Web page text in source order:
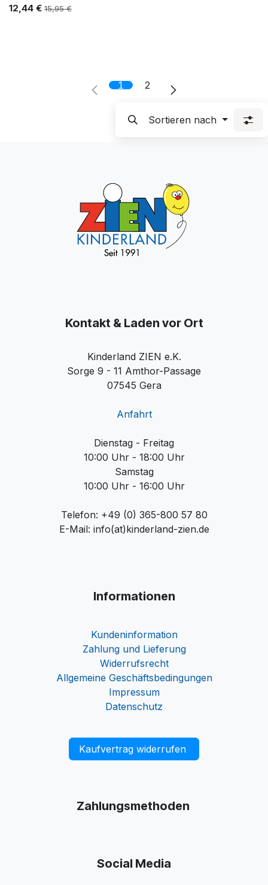
12,44 € 15,95€
1 2
Sortieren nach
Kontakt & Laden vor Ort
Kinderland ZIEN e.K.
Sorge 9 - 11 Amthor-Passage
07545 Gera
Anfahrt
Dienstag - Freitag
10:00 Uhr - 18:00 Uhr
Samstag
10:00 Uhr - 16:00 Uhr
Telefon: +49 (0) 365-800 57 80
E-Mail: info(at)kinderland-zien.de
Informationen
Kundeninformation
Zahlung und Lieferung
Widerrufsrecht
Allgemeine Geschäftsbedingungen
Impressum
Datenschutz
Kaufvertrag widerrufen
Zahlungsmethoden
Social Media